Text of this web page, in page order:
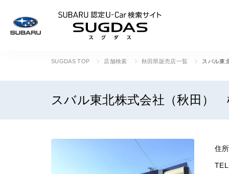
SUGDAS TOP 店舗検索 秋田県販売店一覧 スバル東
スバル東北株式会社（秋田）
住所
TEL